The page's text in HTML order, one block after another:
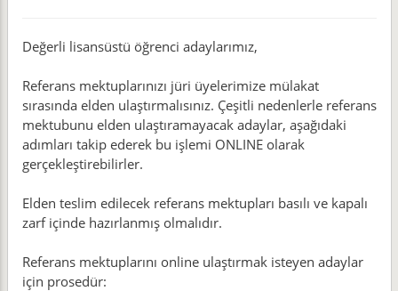
Değerli lisansüstü öğrenci adaylarımız,
Referans mektuplarınızı jüri üyelerimize mülakat
sırasında elden ulaştırmalısınız. Çeşitli nedenlerle referans
mektubunu elden ulaştıramayacak adaylar, aşağıdaki
adımları takip ederek bu işlemi ONLINE olarak
gerçekleştirebilirler.
Elden teslim edilecek referans mektupları basılı ve kapalı
zarf içinde hazırlanmış olmalıdır.
Referans mektuplarını online ulaştırmak isteyen adaylar
için prosedür: